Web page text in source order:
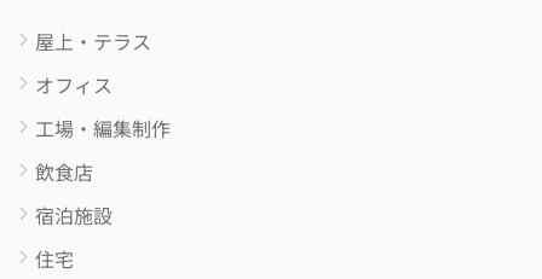
屋上・テラス
オフィス
工場・編集制作
飲食店
宿泊施設
住宅